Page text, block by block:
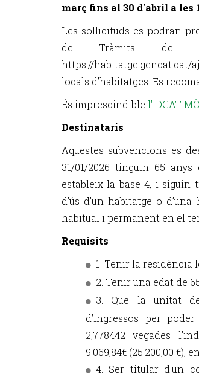
març fins al 30 d'abril a les
Les sol·licituds es podran
de Tràmits de la
https://
locals d’habitatges. Es
És imprescindible l'IDCAT
Destinataris
Aquestes subvencions es
31/01/2026 tinguin 65
estableix la base 4, i siguin
d’ús d’un habitatge o
habitual i permanent en el
Requisits
1. Tenir la residència
2. Tenir una edat de
3. Que la unitat
d’ingressos per
2,778442 vegades
9.069,84€ (25.200,00 €),
4. Ser titular d'un